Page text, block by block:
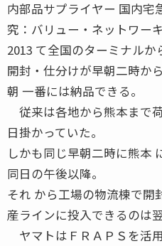
内部品サプライヤー 国内宅
究：バリュー・ネットワ
2013 て全国のターミナル
開封・仕分けが早朝二時か
朝 一番には納品できる。
従来は各地から熊本まで
日掛かっていた。
しかも同じ早朝二時に熊本
同日の午後以降。
それ から工場の物流棟で開
産ラインに投入できるのは
ヤマトはＦＲＡＰＳを活